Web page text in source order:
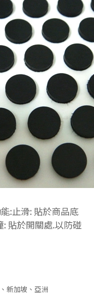
明橡膠腳墊
:止滑: 貼於商品底
貼於開關處.以防碰
新加坡、亞洲